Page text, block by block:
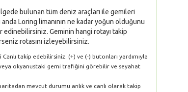
bulunan tüm deniz araçları ile gemileri
Loring limanının ne kadar yoğun olduğunu
Geminin hangi rotayı takip
rotasını izleyebilirsiniz.
takip edebilirsiniz. (+) ve (-) butonları yardımıyla
okyanustaki gemi trafiğini görebilir ve seyahat
mevcut durumu anlık ve canlı olarak takip